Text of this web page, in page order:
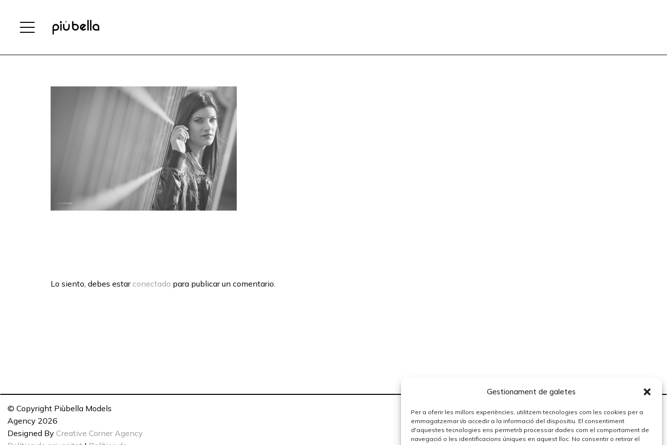
Gestionament de galetes
Per a oferir les millors experiències, utilitzem tecnologies com les cookies per a
emmagatzemar i/o accedir a la informació del dispositiu. El consentiment
d'aquestes tecnologies ens permetrà processar dades com el comportament de
navegació o les identificacions úniques en aquest lloc. No consentir o retirar el
Lo siento, debes estar conectado para publicar un comentario.
© Copyright Piùbella Models
Agency 2026
Designed By Creative Corner Agency